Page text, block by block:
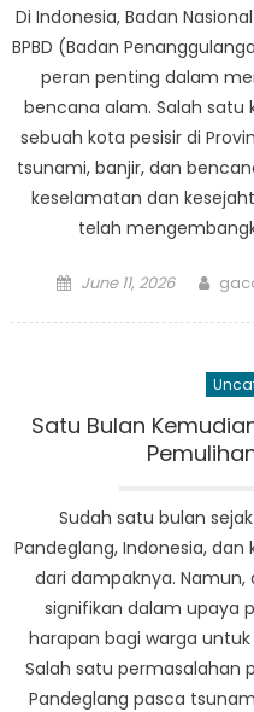
Di Indonesia, Badan
BPBD (Badan
peran penting dalam
bencana alam. Salah satu
sebuah kota pesisir di
tsunami, banjir, dan
keselamatan dan
telah
Posted
June 11, 2026
Satu Bulan
Sudah satu bulan
Pandeglang, Indonesia,
dari dampaknya.
signifikan dalam upaya
harapan bagi warga
Salah satu permasalahan
Pandeglang pasca